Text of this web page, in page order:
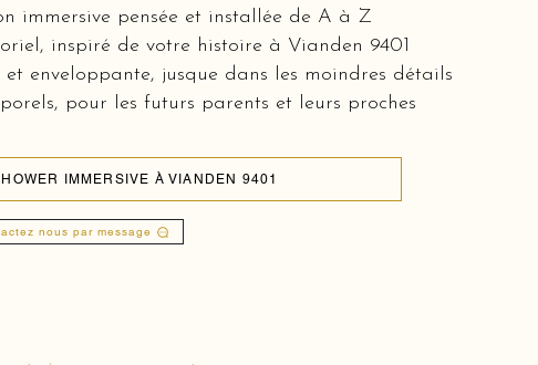
immersive pensée et installée de A à Z
inspiré de votre histoire à Vianden 9401
enveloppante, jusque dans les moindres détails
pour les futurs parents et leurs proches
IMMERSIVE À VIANDEN 9401
nous par message